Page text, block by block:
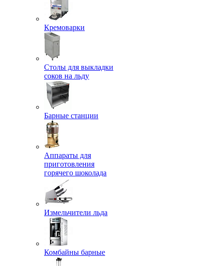
Кремоварки
Столы для выкладки
соков на льду
Барные станции
Аппараты для
приготовления
горячего шоколада
Измельчители льда
Комбайны барные